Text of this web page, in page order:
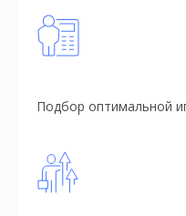
Подбор оптимальной